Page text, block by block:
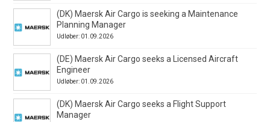
(DK) Maersk Air Cargo is seeking a Maintenance
Planning Manager
Udløber: 01.09.2026
(DE) Maersk Air Cargo seeks a Licensed Aircraft
Engineer
Udløber: 01.09.2026
(DK) Maersk Air Cargo seeks a Flight Support
Manager